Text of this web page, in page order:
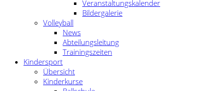
Veranstaltungskalender
Bildergalerie
Volleyball
News
Abteilungsleitung
Trainingszeiten
Kindersport
Übersicht
Kinderkurse